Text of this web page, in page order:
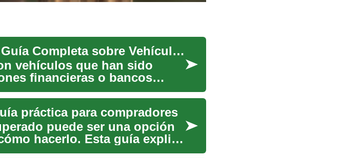
Coches Reposeídos: Una Guía Completa sobre Vehículos Recuperados
vehículos que han sido
financieras o bancos
práctica para compradores
puede ser una opción
hacerlo. Esta guía explica